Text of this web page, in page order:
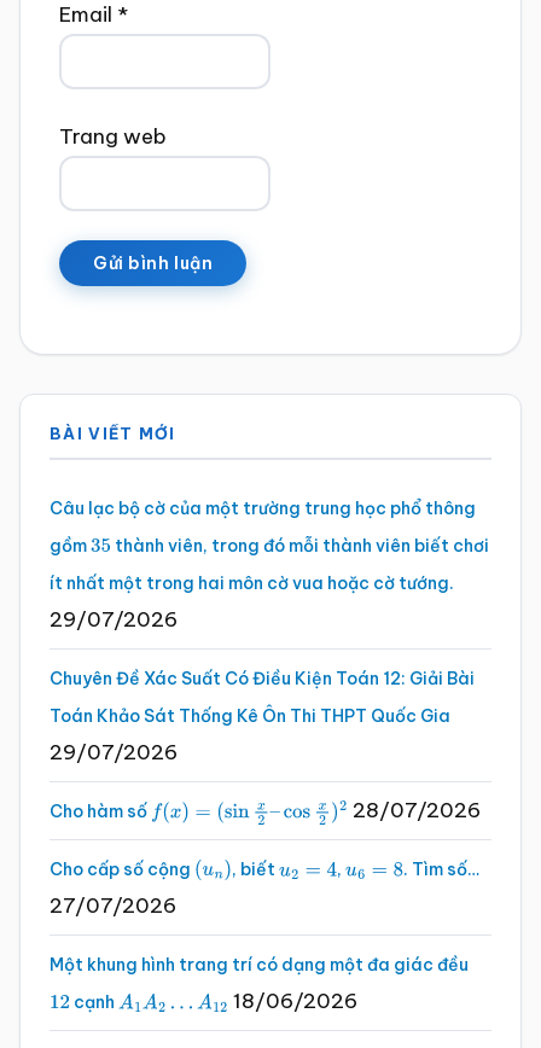
Email *
Trang web
Sidebar
chính
BÀI VIẾT MỚI
Câu lạc bộ cờ của một trường trung học phổ thông
gồm35 thành viên, trong đó mỗi thành viên biết chơi
ít nhất một trong hai môn cờ vua hoặc cờ tướng.
29/07/2026
Chuyên Đề Xác Suất Có Điều Kiện Toán 12: Giải Bài
Toán Khảo Sát Thống Kê Ôn Thi THPT Quốc Gia
29/07/2026
Cho hàm số f(x)=(sinx2 –cosx2 )2 28/07/2026
Cho cấp số cộng (un), biếtu2 =4 , u6 =8 . Tìm số…
27/07/2026
Một khung hình trang trí có dạng một đa giác đều
12 cạnh A1A2…A 12 18/06/2026